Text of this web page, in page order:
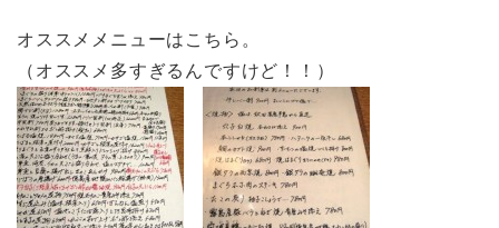
オススメメニューはこちら。
（オススメ多すぎるんですけど！！）